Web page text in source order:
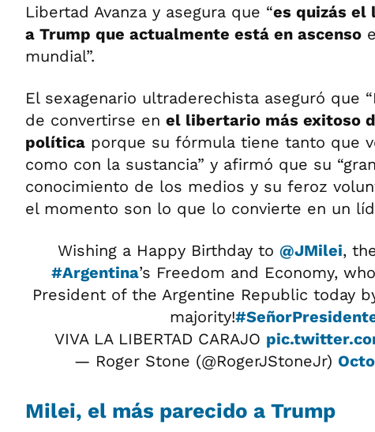
Libertad Avanza y asegura que “es quizás el
a Trump que actualmente está en ascenso
mundial”.
El sexagenario ultraderechista aseguró que
de convertirse en el libertario más exitoso
política porque su fórmula tiene tanto que
como con la sustancia” y afirmó que su
conocimiento de los medios y su feroz
el momento son lo que lo convierte en un
Wishing a Happy Birthday to @JMilei,
#Argentina’s Freedom and Economy,
President of the Argentine Republic today
majority!
VIVA LA LIBERTAD CARAJO
— Roger Stone (@RogerJStoneJr)
Milei, el más parecido a Trump